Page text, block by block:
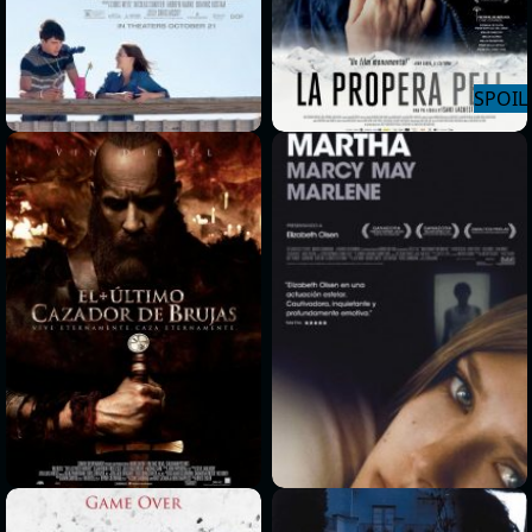
>
> >